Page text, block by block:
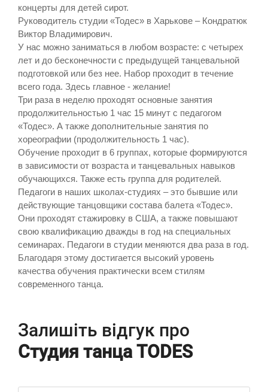
концерты для детей сирот.
Руководитель студии «Тодес» в Харькове – Кондратюк
Виктор Владимирович.
У нас можно заниматься в любом возрасте: с четырех
лет и до бесконечности с предыдущей танцевальной
подготовкой или без нее. Набор проходит в течение
всего года. Здесь главное - желание!
Три раза в неделю проходят основные занятия
продолжительностью 1 час 15 минут с педагогом
«Тодес». А также дополнительные занятия по
хореографии (продолжительность 1 час).
Обучение проходит в 6 группах, которые формируются
в зависимости от возраста и танцевальных навыков
обучающихся. Также есть группа для родителей.
Педагоги в наших школах-студиях – это бывшие или
действующие танцовщики состава балета «Тодес».
Они проходят стажировку в США, а также повышают
свою квалификацию дважды в год на специальных
семинарах. Педагоги в студии меняются два раза в год.
Благодаря этому достигается высокий уровень
качества обучения практически всем стилям
современного танца.
Залишіть відгук про
Студия танца TОDES